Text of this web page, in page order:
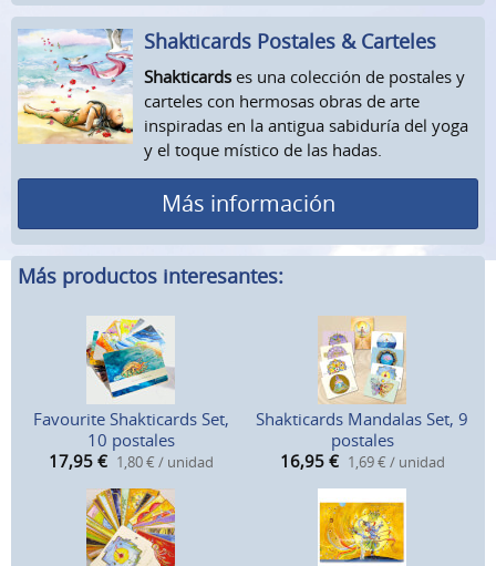
Shakticards Postales & Carteles
Shakticards es una colección de postales y
carteles con hermosas obras de arte
inspiradas en la antigua sabiduría del yoga
y el toque místico de las hadas.
Más información
Más productos interesantes:
Favourite Shakticards Set,
10 postales
17,95 € 1,80 € / unidad
Shakticards Mandalas Set, 9
postales
16,95 € 1,69 € / unidad